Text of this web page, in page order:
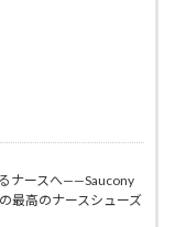
ナースへ——Saucony
最高のナースシューズ